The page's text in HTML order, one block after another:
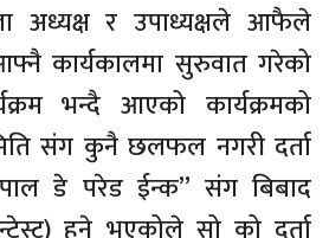
अध्यक्ष र उपाध्यक्षले आफैले
कार्यकालमा सुरुवात गरेको
भन्दै आएको कार्यक्रमको
संग कुनै छलफल नगरी दर्ता
डे परेड ईन्क” संग बिबाद